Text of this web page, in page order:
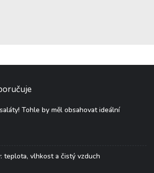
Tohle by měl obsahovat ideální
teplota, vlhkost a čistý vzduch